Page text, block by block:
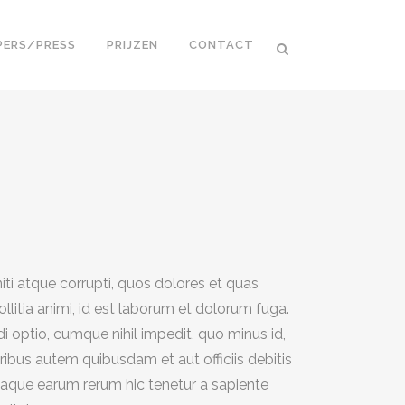
PRESS PRIJZEN CONTACT
atque corrupti, quos dolores et quas
animi, id est laborum et dolorum fuga.
optio, cumque nihil impedit, quo minus id,
autem quibusdam et aut officiis debitis
earum rerum hic tenetur a sapiente